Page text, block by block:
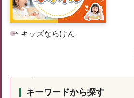
キッズならけん
キーワードから探す